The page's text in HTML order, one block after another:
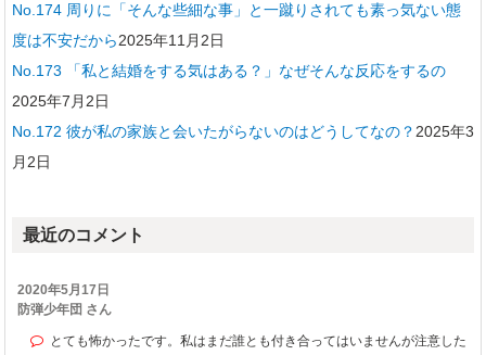
No.174 周りに「そんな些細な事」と一蹴りされても素っ気ない態
度は不安だから2025年11月2日
No.173 「私と結婚をする気はある？」なぜそんな反応をするの
2025年7月2日
No.172 彼が私の家族と会いたがらないのはどうしてなの？ 2025年3
月2日
最近のコメント
2020年5月17日
防弾少年団 さん
とても怖かったです。私はまだ誰とも付き合ってはいませんが注意した